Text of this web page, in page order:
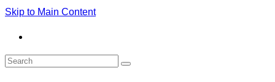
Skip to Main Content
Search